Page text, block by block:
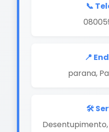
📞
📍
parana,
🛠️